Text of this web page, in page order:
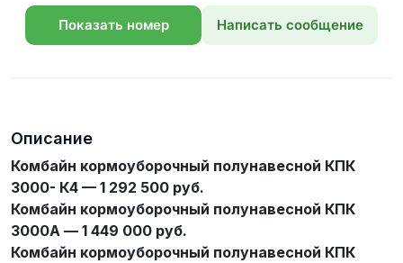
Показать номер Написать сообщение
Описание
Комбайн кормоуборочный полунавесной КПК
3000- К4 — 1 292 500 руб.
Комбайн кормоуборочный полунавесной КПК
3000А — 1 449 000 руб.
Комбайн кормоуборочный полунавесной КПК